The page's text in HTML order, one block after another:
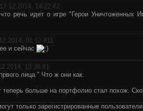
12.12.2014, 14:22 #2
речь идет о игре "Герои Уничтоженных
01:12 #11
и сейчас
13:38 #1
лица." Что ж они как.
больше на портфолио стал похож.
только зарегистрированные